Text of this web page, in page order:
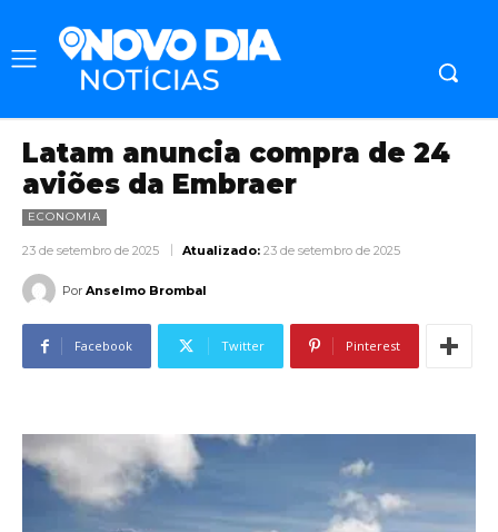
Latam anuncia compra de 24
aviões da Embraer
ECONOMIA
23 de setembro de 2025 Atualizado: 23 de setembro de 2025
Por Anselmo Brombal
Facebook Twitter Pinterest